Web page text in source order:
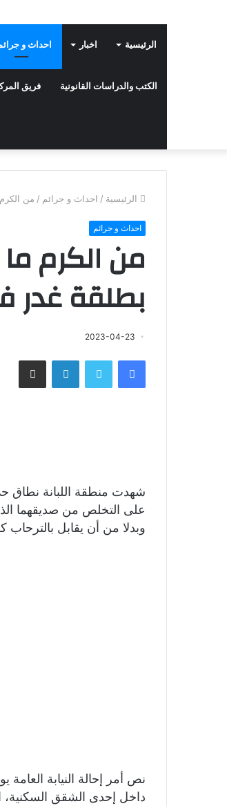
الرئيسية اخبار احداث و
الكتب والدراسات القانونية فريق
الرئيسية / احداث و جرائم / من
احداث و جرائم
من الكرم
بطلقة
2023-04-23
فيسبوك تويتر لينكدإن مشاركة عبر البريد
شهدت منطقة اللبانة نطاق
على التخلص من صديقهما
وبدلا من أن يقابل
نص أمر إحالة النيابة